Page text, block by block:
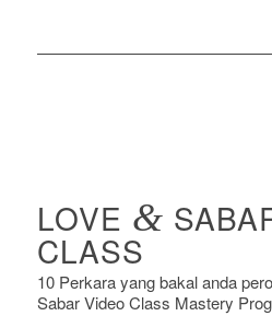
LOVE &
CLASS
10 Perkara yang bakal anda
Sabar Video Class Mastery